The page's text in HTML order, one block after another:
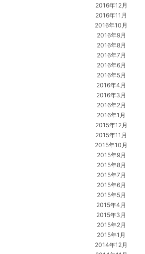
2016年12月
2016年11月
2016年10月
2016年9月
2016年8月
2016年7月
2016年6月
2016年5月
2016年4月
2016年3月
2016年2月
2016年1月
2015年12月
2015年11月
2015年10月
2015年9月
2015年8月
2015年7月
2015年6月
2015年5月
2015年4月
2015年3月
2015年2月
2015年1月
2014年12月